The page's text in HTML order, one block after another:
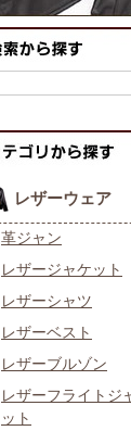
レザーウェア
革ジャン
レザージャケット
レザーシャツ
レザーベスト
レザーブルゾン
レザーフライトジ
ット